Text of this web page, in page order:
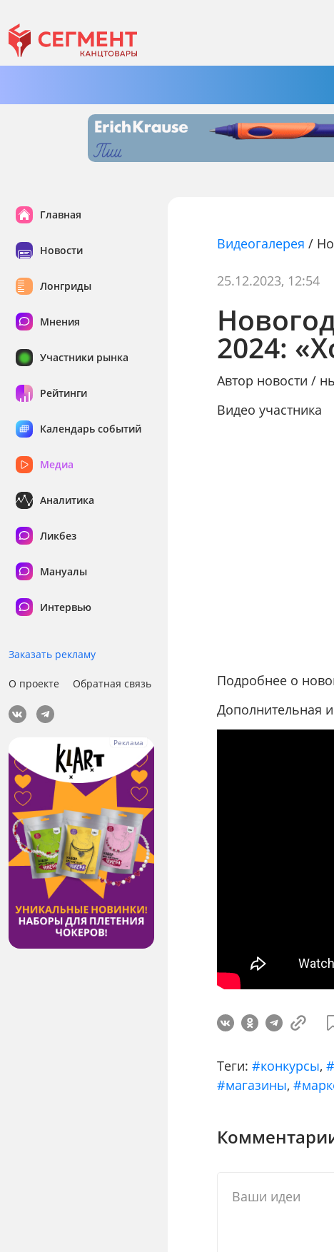
Главная
Новости
Лонгриды
Мнения
Участники рынка
Рейтинги
Календарь событий
Медиа
Аналитика
Ликбез
Мануалы
Интервью
Заказать рекламу
О проекте Обратная связь
Видеогалерея /
25.12.2023, 12:54
2024:
Автор новости /
Видео участника
Подробнее о
Дополнительная
Теги: #конкурсы,
#магазины,